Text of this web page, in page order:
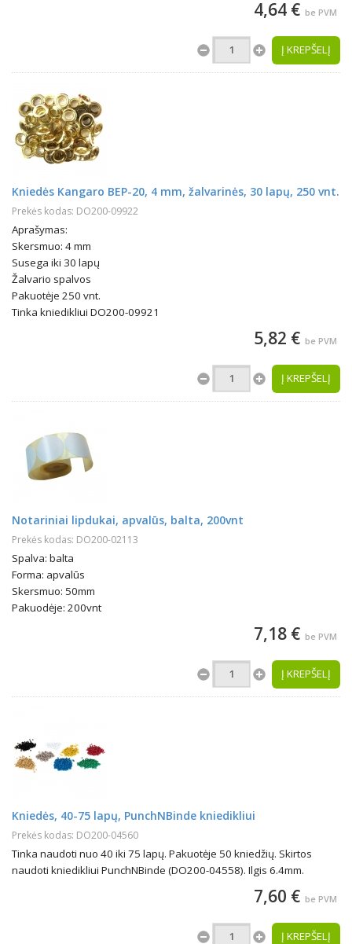
4,64 € be PVM
Į KREPŠELĮ
Kniedės Kangaro BEP-20, 4 mm, žalvarinės, 30 lapų, 250 vnt.
Prekės kodas: DO200-09922
Aprašymas:
Skersmuo: 4 mm
Susega iki 30 lapų
Žalvario spalvos
Pakuotėje 250 vnt.
Tinka kniedikliui DO200-09921
5,82 € be PVM
Į KREPŠELĮ
Notariniai lipdukai, apvalūs, balta, 200vnt
Prekės kodas: DO200-02113
Spalva: balta
Forma: apvalūs
Skersmuo: 50mm
Pakuodėje: 200vnt
7,18 € be PVM
Į KREPŠELĮ
Kniedės, 40-75 lapų, PunchNBinde kniedikliui
Prekės kodas: DO200-04560
Tinka naudoti nuo 40 iki 75 lapų. Pakuotėje 50 kniedžių. Skirtos
naudoti kniedikliui PunchNBinde (DO200-04558). Ilgis 6.4mm.
7,60 € be PVM
Į KREPŠELĮ